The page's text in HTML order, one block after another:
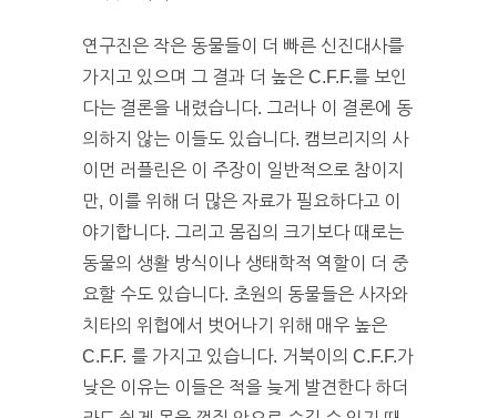
연구진은 작은 동물들이 더 빠른 신진대사를
가지고 있으며 그 결과 더 높은 C.F.F.를 보인
다는 결론을 내렸습니다. 그러나 이 결론에 동
의하지 않는 이들도 있습니다. 캠브리지의 사
이먼 러플린은 이 주장이 일반적으로 참이지
만, 이를 위해 더 많은 자료가 필요하다고 이
야기합니다. 그리고 몸집의 크기보다 때로는
동물의 생활 방식이나 생태학적 역할이 더 중
요할 수도 있습니다. 초원의 동물들은 사자와
치타의 위협에서 벗어나기 위해 매우 높은
C.F.F. 를 가지고 있습니다. 거북이의 C.F.F.가
낮은 이유는 이들은 적을 늦게 발견한다 하더